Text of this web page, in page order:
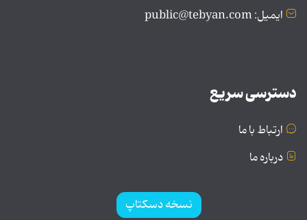
ایمیل: public@tebyan.com
دسترسی سریع
ارتباط با ما
درباره ما
نسخه دسکتاپ